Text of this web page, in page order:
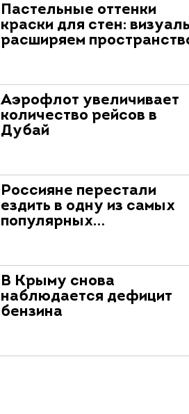
Пастельные оттенки
краски для стен:
расширяем
Аэрофлот увеличивает
количество рейсов в
Дубай
Россияне перестали
ездить в одну из самых
популярных…
В Крыму снова
наблюдается дефицит
бензина